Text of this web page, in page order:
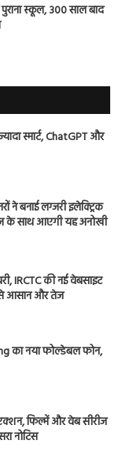
स्कूल, 300 साल बाद
स्मार्ट, ChatGPT और
ने बनाई लग्जरी इलेक्ट्रिक
के साथ आएगी यह अनोखी
IRCTC की नई वेबसाइट
आसान और तेज
का नया फोल्डेबल फोन,
फिल्में और वेब सीरीज
नोटिस